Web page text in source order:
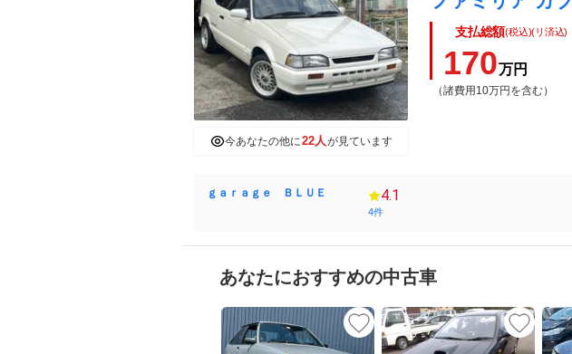
今あなたの他に22人が見ています
支払総額(税込)(リ済込)
170万円
（諸費用10万円を含む）
ｇａｒａｇｅ ＢＬＵＥ 4.1
4件
あなたにおすすめの中古車